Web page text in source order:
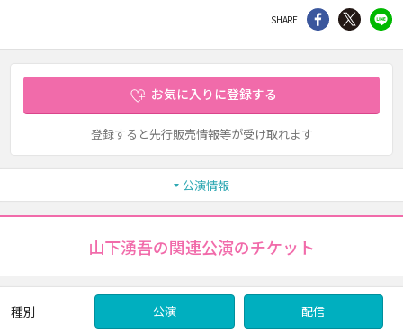
SHARE シェア Twitter
お気に入りに登録する
登録すると先行販売情報等が受け取れます
公演情報
山下湧吾の関連公演のチケット
種別 公演 配信